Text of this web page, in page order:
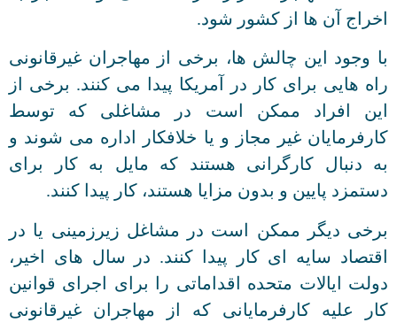
اخراج آن ها از کشور شود.
با وجود این چالش ها، برخی از مهاجران غیرقانونی
راه هایی برای کار در آمریکا پیدا می کنند. برخی از
این افراد ممکن است در مشاغلی که توسط
کارفرمایان غیر مجاز و یا خلافکار اداره می شوند و
به دنبال کارگرانی هستند که مایل به کار برای
دستمزد پایین و بدون مزایا هستند، کار پیدا کنند.
برخی دیگر ممکن است در مشاغل زیرزمینی یا در
اقتصاد سایه ای کار پیدا کنند. در سال های اخیر،
دولت ایالات متحده اقداماتی را برای اجرای قوانین
کار علیه کارفرمایانی که از مهاجران غیرقانونی